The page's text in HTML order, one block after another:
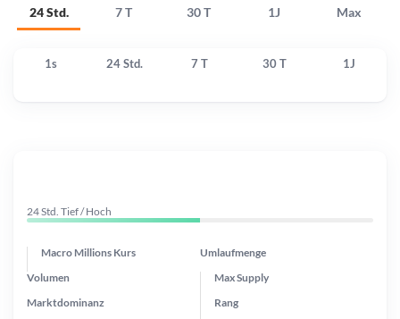
24 Std. 7 T 30 T 1J Max
1s 24 Std. 7 T 30 T 1J
24 Std. Tief / Hoch
Macro Millions Kurs Umlaufmenge
Max Supply
Marktdominanz
Volumen
Rang